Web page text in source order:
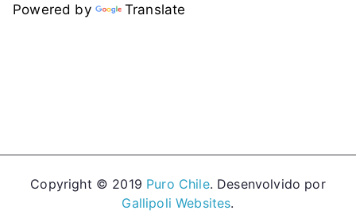
Powered by Translate
Copyright © 2019 Puro Chile. Desenvolvido por
Gallipoli Websites.